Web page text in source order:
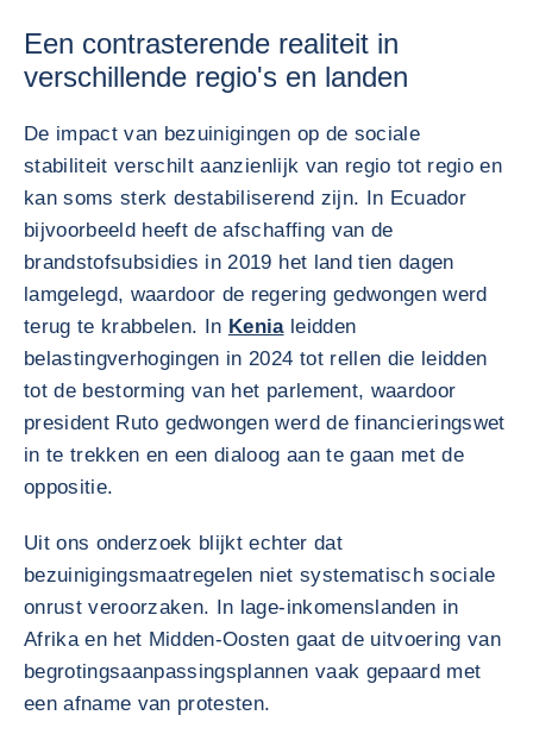
Een contrasterende realiteit in
verschillende regio's en landen
De impact van bezuinigingen op de sociale
stabiliteit verschilt aanzienlijk van regio tot regio en
kan soms sterk destabiliserend zijn. In Ecuador
bijvoorbeeld heeft de afschaffing van de
brandstofsubsidies in 2019 het land tien dagen
lamgelegd, waardoor de regering gedwongen werd
terug te krabbelen. In Kenialeidden
belastingverhogingen in 2024 tot rellen die leidden
tot de bestorming van het parlement, waardoor
president Ruto gedwongen werd de financieringswet
in te trekken en een dialoog aan te gaan met de
oppositie.
Uit ons onderzoek blijkt echter dat
bezuinigingsmaatregelen niet systematisch sociale
onrust veroorzaken. In lage-inkomenslanden in
Afrika en het Midden-Oosten gaat de uitvoering van
begrotingsaanpassingsplannen vaak gepaard met
een afname van protesten.